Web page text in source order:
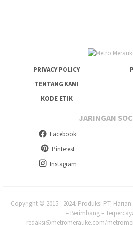
PRIVACY POLICY
TENTANG KAMI
KODE ETIK
JARINGAN
Facebook
Pinterest
Instagram
Copyright © 2015 - 2024. Produksi PT.
– Berimbang –
redaksi@metromerauke.com/